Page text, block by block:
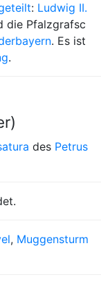
: Ludwig II.
die Pfalzgrafsc
. Es ist
.
des Petrus
, Muggensturm